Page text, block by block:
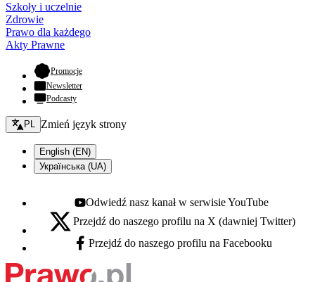
Szkoły i uczelnie
Zdrowie
Prawo dla każdego
Akty Prawne
Promocje- otwiera się w nowej karcie
Newsletter
Podcasty
Zmień język - bieżący:
PL Zmień język strony
English (EN)
Українська (UA)
Youtube - otwiera się w nowej karcie
Odwiedź nasz kanał w serwisie YouTube
X - otwiera się w nowej karcie
Przejdź do naszego profilu na X (dawniej Twitter)
Facebook - otwiera się w nowej karcie
Przejdź do naszego profilu na Facebooku